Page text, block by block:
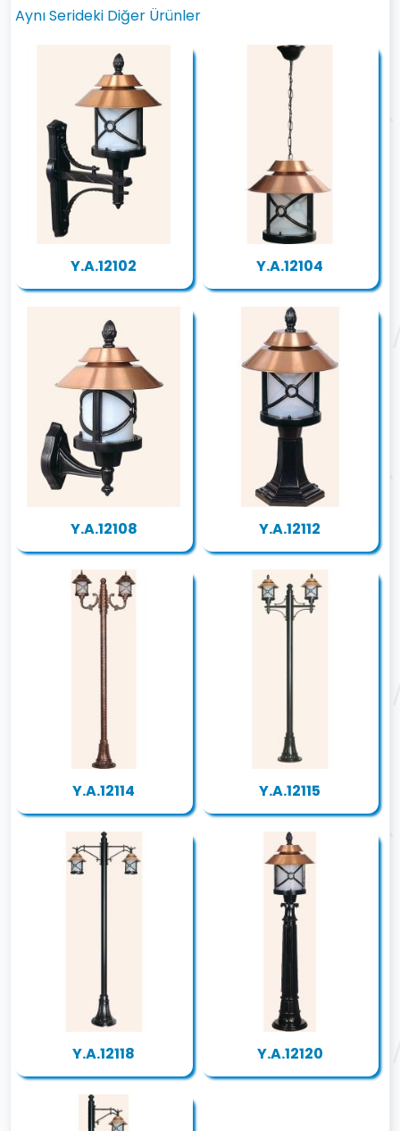
Aynı Serideki Diğer Ürünler
Y.A.12102 Y.A.12104
Y.A.12108 Y.A.12112
Y.A.12114 Y.A.12115
Y.A.12118 Y.A.12120